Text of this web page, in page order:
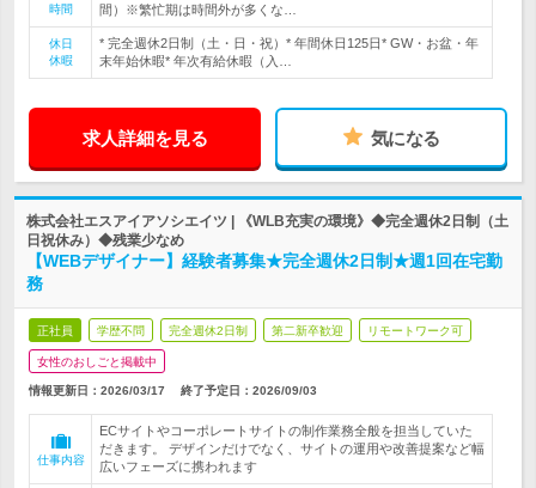
時間
間）※繁忙期は時間外が多くな…
休日
休暇
* 完全週休2日制（土・日・祝）* 年間休日125日* GW・お盆・年
末年始休暇* 年次有給休暇（入…
求人詳細を見る 気になる
株式会社エスアイアソシエイツ | 《WLB充実の環境》◆完全週休2日制（土
日祝休み）◆残業少なめ
【WEBデザイナー】経験者募集★完全週休2日制★週1回在宅勤
務
正社員 学歴不問 完全週休2日制 第二新卒歓迎 リモートワーク可
女性のおしごと掲載中
情報更新日：2026/03/17 終了予定日： 2026/09/03
仕事内容
ECサイトやコーポレートサイトの制作業務全般を担当していた
だきます。 デザインだけでなく、サイトの運用や改善提案など幅
広いフェーズに携われます